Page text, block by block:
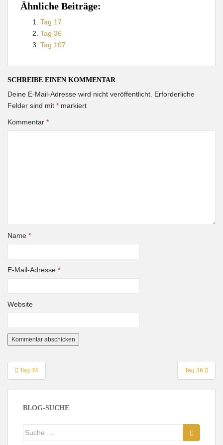
Ähnliche Beiträge:
Tag 17
Tag 36
Tag 107
SCHREIBE EINEN KOMMENTAR
Deine E-Mail-Adresse wird nicht veröffentlicht. Erforderliche
Felder sind mit * markiert
Kommentar *
Name *
E-Mail-Adresse *
Website
Beitragsnavigation
Tag 34 Tag 36
BLOG-SUCHE
Suche